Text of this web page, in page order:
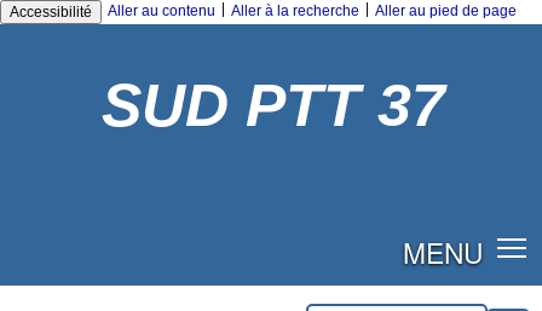
Accessibilité Aller au contenu Aller à la recherche Aller au pied de page
SUD PTT 37
MENU